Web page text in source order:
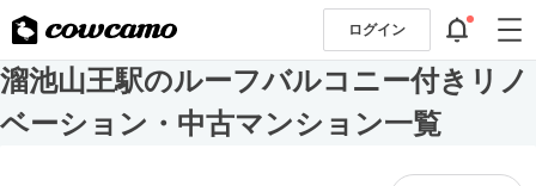
ログイン
溜池山王駅のルーフバルコニー付きリノ
ベーション・中古マンション一覧